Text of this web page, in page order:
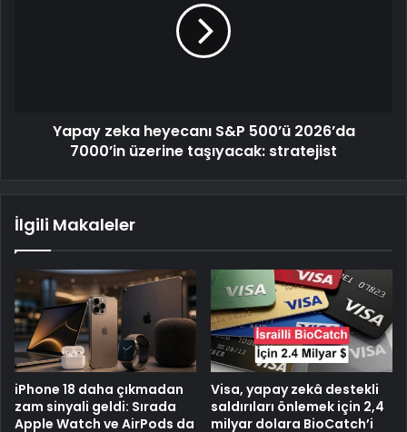
Yapay zeka heyecanı S&P 500’ü 2026’da
7000’in üzerine taşıyacak: stratejist
İlgili Makaleler
iPhone 18 daha çıkmadan
zam sinyali geldi: Sırada
Apple Watch ve AirPods da
Visa, yapay zekâ destekli
saldırıları önlemek için 2,4
milyar dolara BioCatch’i